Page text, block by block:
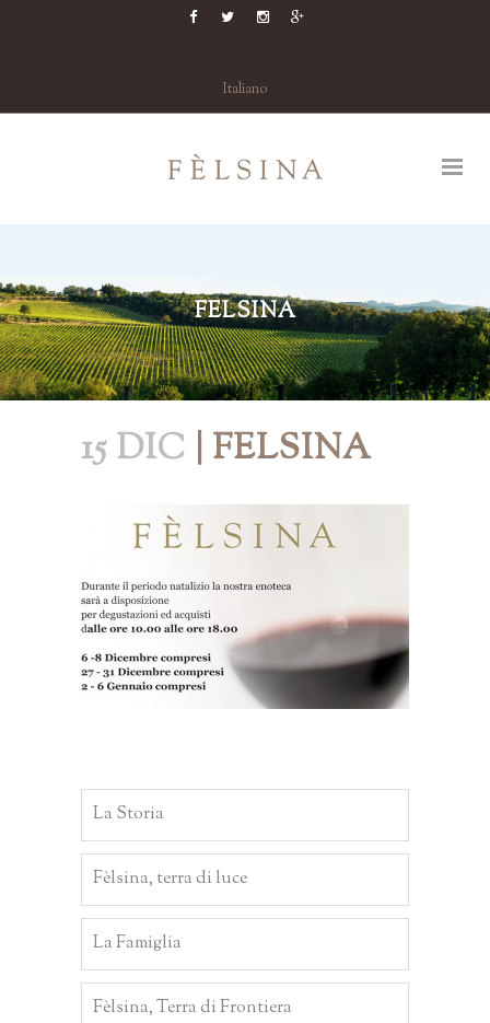
Italiano
FELSINA
15 DIC | FELSINA
La Storia
Fèlsina, terra di luce
La Famiglia
Fèlsina, Terra di Frontiera